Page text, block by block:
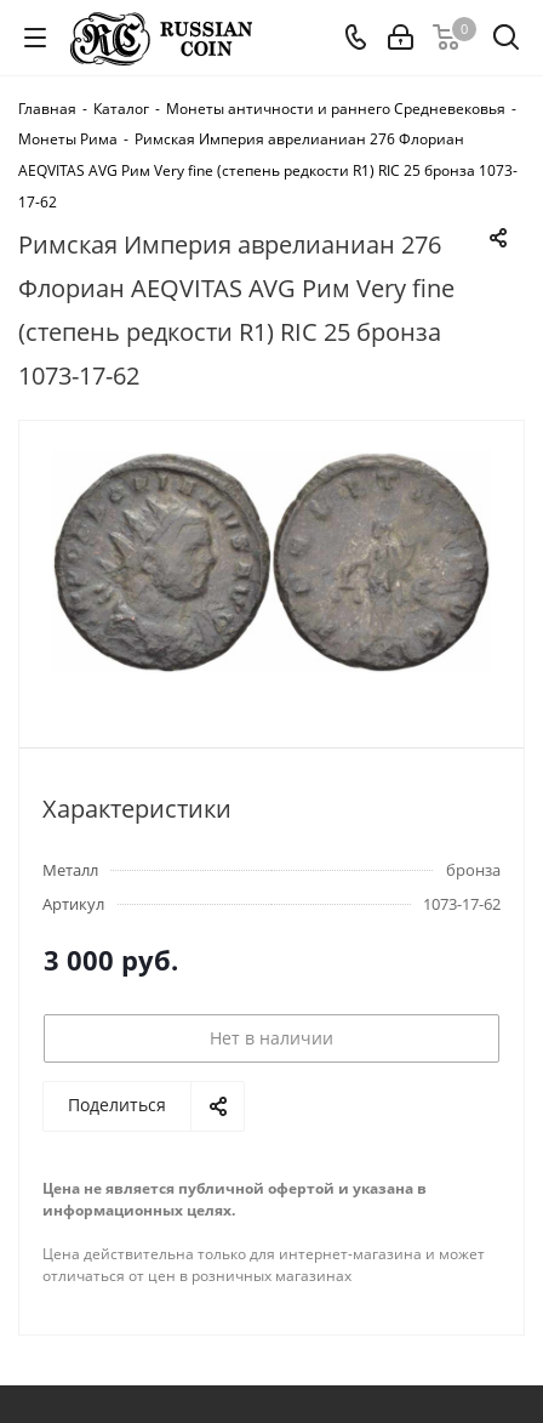
0
Главная - Каталог - Монеты античности и раннего Средневековья -
Монеты Рима - Римская Империя аврелианиан 276 Флориан
AEQVITAS AVG Рим Very fine (степень редкости R1) RIC 25 бронза 1073-
17-62
Римская Империя аврелианиан 276
Флориан AEQVITAS AVG Рим Very fine
(степень редкости R1) RIC 25 бронза
1073-17-62
Характеристики
Металл
бронза
Артикул
1073-17-62
3 000 руб.
Нет в наличии
Поделиться
Цена не является публичной офертой и указана в
информационных целях.
Цена действительна только для интернет-магазина и может
отличаться от цен в розничных магазинах